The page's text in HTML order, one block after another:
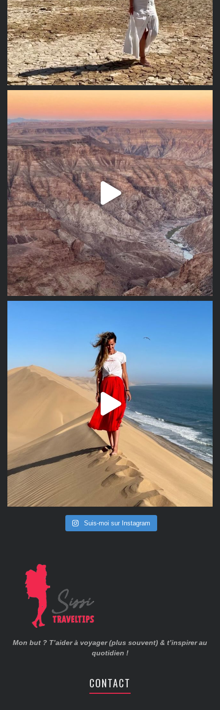
Suis-moi sur Instagram
Mon but ? T’aider à voyager (plus souvent) & t’inspirer au
quotidien !
CONTACT